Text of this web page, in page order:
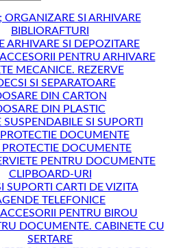
ORGANIZARE SI ARHIVARE
BIBLIORAFTURI
ARHIVARE SI DEPOZITARE
PENTRU ARHIVARE
MECANICE. REZERVE
SI SEPARATOARE
DIN CARTON
DIN PLASTIC
SUSPENDABILE SI SUPORTI
DOCUMENTE
DOCUMENTE
PENTRU DOCUMENTE
CLIPBOARD-URI
SUPORTI CARTI DE VIZITA
TELEFONICE
PENTRU BIROU
DOCUMENTE. CABINETE CU
SERTARE